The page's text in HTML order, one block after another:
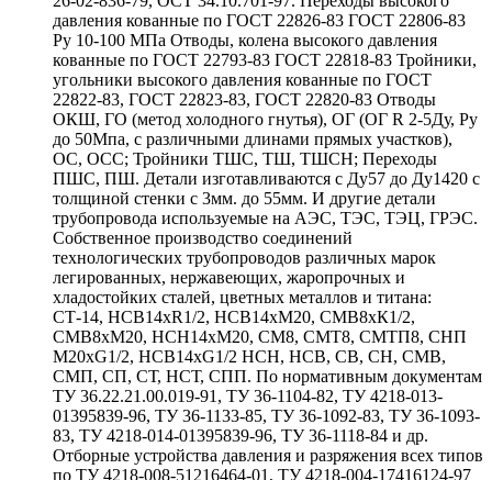
давления кованные по ГОСТ 22826-83 ГОСТ 22806-83
Ру 10-100 МПа Отводы, колена высокого давления
кованные по ГОСТ 22793-83 ГОСТ 22818-83 Тройники,
угольники высокого давления кованные по ГОСТ
22822-83, ГОСТ 22823-83, ГОСТ 22820-83 Отводы
ОКШ, ГО (метод холодного гнутья), ОГ (ОГ R 2-5Ду, Ру
до 50Мпа, с различными длинами прямых участков),
ОС, ОСС; Тройники ТШС, ТШ, ТШСН; Переходы
ПШС, ПШ. Детали изготавливаются с Ду57 до Ду1420 с
толщиной стенки с 3мм. до 55мм. И другие детали
трубопровода используемые на АЭС, ТЭС, ТЭЦ, ГРЭС.
Собственное производство соединений
технологических трубопроводов различных марок
легированных, нержавеющих, жаропрочных и
хладостойких сталей, цветных металлов и титана:
СТ-14, НСВ14хR1/2, НСВ14хМ20, СМВ8хК1/2,
СМВ8хМ20, НСН14хМ20, СМ8, СМТ8, СМТП8, СНП
М20хG1/2, НСВ14хG1/2 НСН, НСВ, СВ, СН, СМВ,
СМП, СП, СТ, НСТ, СПП. По нормативным документам
ТУ 36.22.21.00.019-91, ТУ 36-1104-82, ТУ 4218-013-
01395839-96, ТУ 36-1133-85, ТУ 36-1092-83, ТУ 36-1093-
83, ТУ 4218-014-01395839-96, ТУ 36-1118-84 и др.
Отборные устройства давления и разряжения всех типов
по ТУ 4218-008-51216464-01, ТУ 4218-004-17416124-97